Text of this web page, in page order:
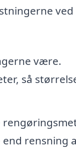
ved
være.
så
rensning